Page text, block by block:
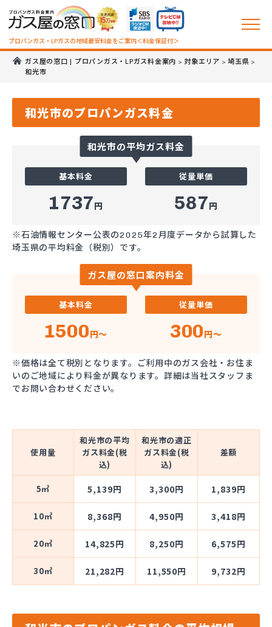
プロパンガス・LPガスの地域最安料金をご案内＜料金保証付＞
ガス屋の窓口 | プロパンガス・LPガス料金案内 > 対象エリア >埼玉県 >
和光市
和光市のプロパンガス料金
和光市の平均ガス料金
基本料金
1737円
従量単価
587円
※石油情報センター公表の2025年2月度データから試算した
埼玉県の平均料金（税別）です。
ガス屋の窓口案内料金
基本料金
1500円～
従量単価
300円～
※価格は全て税別となります。ご利用中のガス会社・お住ま
いのご地域により料金が異なります。詳細は当社スタッフま
でお問い合わせください。
使用量
和光市の平均
ガス料金(税
込)
和光市の適正
ガス料金(税
込)
差額
5㎥ 5,139円 3,300円 1,839円
10㎥ 8,368円 4,950円 3,418円
20㎥ 14,825円 8,250円 6,575円
30㎥ 21,282円 11,550円 9,732円